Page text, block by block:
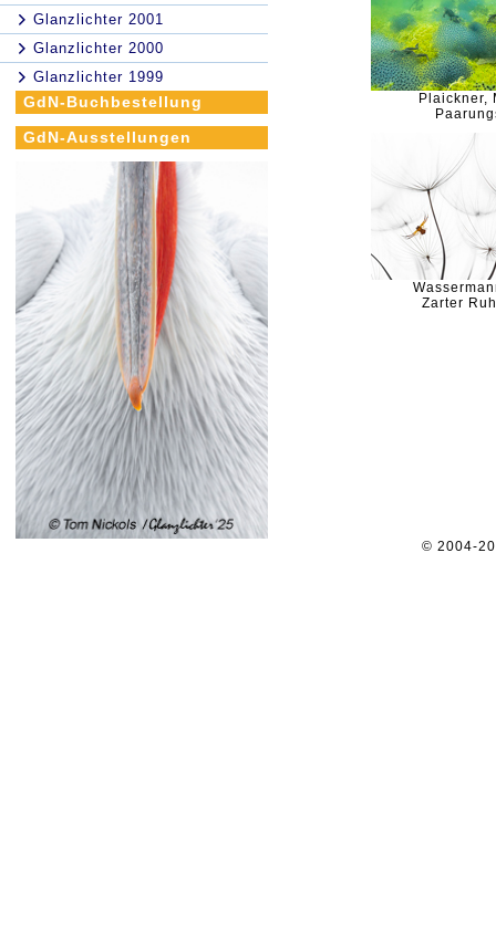
Glanzlichter 2001
Glanzlichter 2000
Glanzlichter 1999
GdN-Buchbestellung
GdN-Ausstellungen
Plaickner,
Zarter
© 2004-